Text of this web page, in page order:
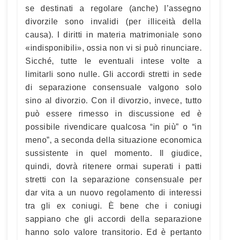
se destinati a regolare (anche) l’assegno
divorzile sono invalidi (per illiceità della
causa). I diritti in materia matrimoniale sono
«indisponibili», ossia non vi si può rinunciare.
Sicché, tutte le eventuali intese volte a
limitarli sono nulle. Gli accordi stretti in sede
di separazione consensuale valgono solo
sino al divorzio. Con il divorzio, invece, tutto
può essere rimesso in discussione ed è
possibile rivendicare qualcosa “in più” o “in
meno”, a seconda della situazione economica
sussistente in quel momento. Il giudice,
quindi, dovrà ritenere ormai superati i patti
stretti con la separazione consensuale per
dar vita a un nuovo regolamento di interessi
tra gli ex coniugi. È bene che i coniugi
sappiano che gli accordi della separazione
hanno solo valore transitorio. Ed è pertanto